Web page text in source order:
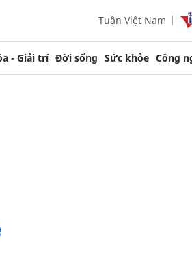
Tuần Việt Nam
- Giải trí Đời sống Sức khỏe Công